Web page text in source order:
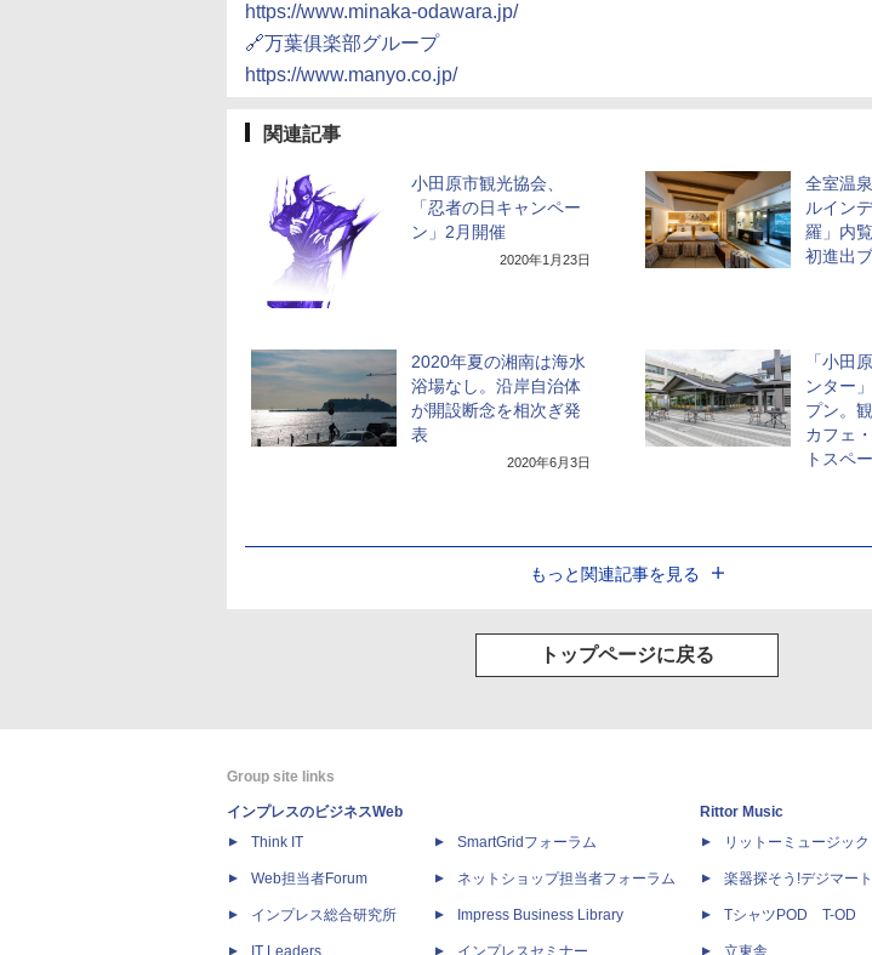
https://www.minaka-odawara.jp/
🔗万葉俱楽部グループ
https://www.manyo.co.jp/
関連記事
小田原市観光協会、
「忍者の日キャンペー
ン」2月開催
2020年1月23日
全室温
ルイン
羅」内
初進出
2020年夏の湘南は海水
浴場なし。沿岸自治体
が開設断念を相次ぎ発
表
2020年6月3日
「小田
ンター
プン。
カフェ
トスペ
もっと関連記事を見る
トップページに戻る
Group site links
インプレスのビジネスWeb
Think IT
Web担当者Forum
インプレス総合研究所
IT Leaders
SmartGridフォーラム
ネットショップ担当者フォーラム
Impress Business Library
インプレスセミナー
Rittor Music
リットーミュージック
楽器探そう!デジマート
TシャツPOD T-OD
立東舎